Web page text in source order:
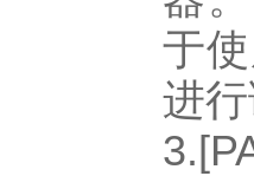
于
进